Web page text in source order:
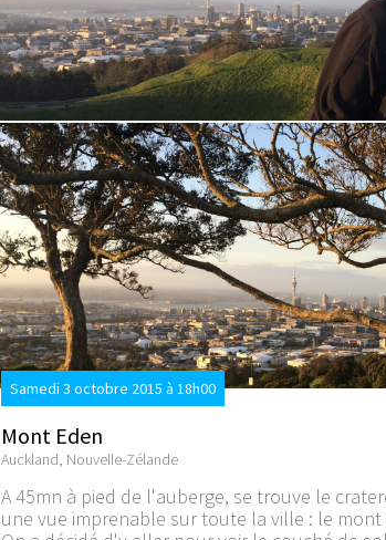
Samedi 3 octobre 2015 à 18h00
Mont Eden
Auckland, Nouvelle-Zélande
A 45mn à pied de l'auberge, se trouve le
une vue imprenable sur toute la ville : le mont